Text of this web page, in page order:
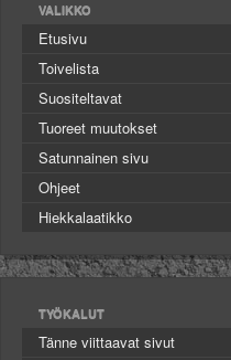
VALIKKO
Etusivu
Toivelista
Suositeltavat
Tuoreet muutokset
Satunnainen sivu
Ohjeet
Hiekkalaatikko
TYÖKALUT
Tänne viittaavat sivut